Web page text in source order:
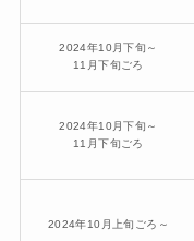
2024年10月下旬～
11月下旬ごろ
2024年10月下旬～
11月下旬ごろ
2024年10月上旬ごろ～